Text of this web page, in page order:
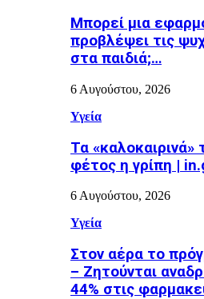
Μπορεί μια
προβλέψει τις
στα παιδιά;…
6 Αυγούστου, 2026
Υγεία
Τα «καλοκαιρινά»
φέτος η γρίπη |
6 Αυγούστου, 2026
Υγεία
Στον αέρα το
– Ζητούνται
44% στις